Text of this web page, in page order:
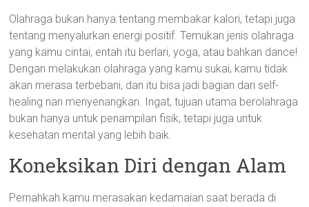
Olahraga bukan hanya tentang membakar kalori, tetapi juga
tentang menyalurkan energi positif. Temukan jenis olahraga
yang kamu cintai, entah itu berlari, yoga, atau bahkan dance!
Dengan melakukan olahraga yang kamu sukai, kamu tidak
akan merasa terbebani, dan itu bisa jadi bagian dari self-
healing nan menyenangkan. Ingat, tujuan utama berolahraga
bukan hanya untuk penampilan fisik, tetapi juga untuk
kesehatan mental yang lebih baik.
Koneksikan Diri dengan Alam
Pernahkah kamu merasakan kedamaian saat berada di